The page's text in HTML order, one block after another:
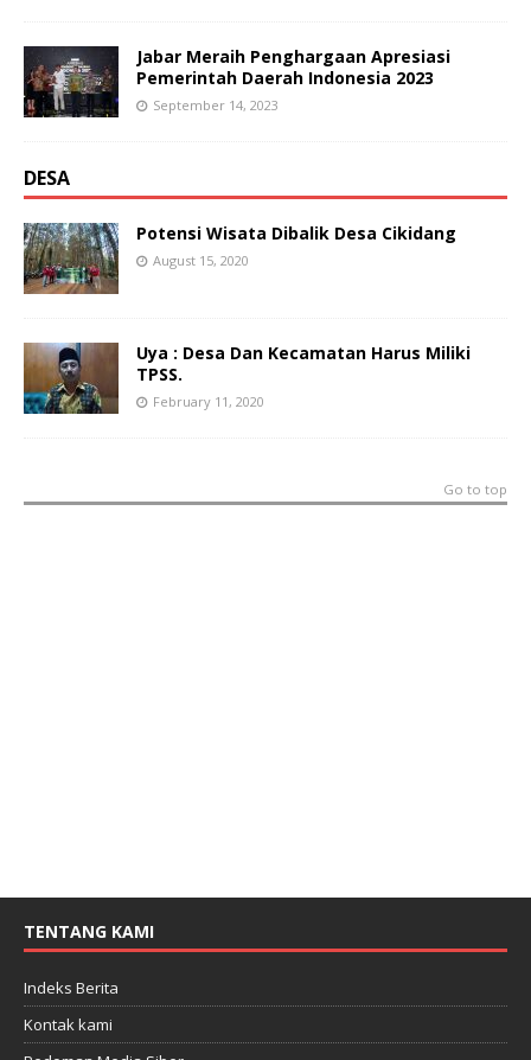
Jabar Meraih Penghargaan Apresiasi
Pemerintah Daerah Indonesia 2023
September 14, 2023
DESA
Potensi Wisata Dibalik Desa Cikidang
August 15, 2020
Uya : Desa Dan Kecamatan Harus Miliki
TPSS.
February 11, 2020
Go to top
TENTANG KAMI
Indeks Berita
Kontak kami